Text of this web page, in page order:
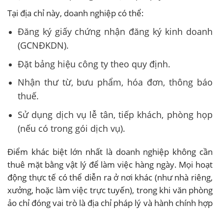
Tại địa chỉ này, doanh nghiệp có thể:
Đăng ký giấy chứng nhận đăng ký kinh doanh
(GCNĐKDN).
Đặt bảng hiệu công ty theo quy định.
Nhận thư từ, bưu phẩm, hóa đơn, thông báo
thuế.
Sử dụng dịch vụ lễ tân, tiếp khách, phòng họp
(nếu có trong gói dịch vụ).
Điểm khác biệt lớn nhất là doanh nghiệp không cần
thuê mặt bằng vật lý để làm việc hàng ngày. Mọi hoạt
động thực tế có thể diễn ra ở nơi khác (như nhà riêng,
xưởng, hoặc làm việc trực tuyến), trong khi văn phòng
ảo chỉ đóng vai trò là địa chỉ pháp lý và hành chính hợp